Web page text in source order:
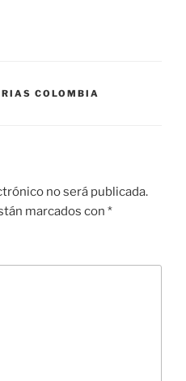
COLOMBIA
no será publicada.
marcados con *